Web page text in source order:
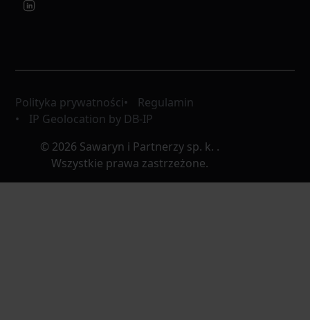
Polityka prywatności
Regulamin
IP Geolocation by DB-IP
© 2026 Sawaryn i Partnerzy sp. k. .
Wszystkie prawa zastrzeżone.